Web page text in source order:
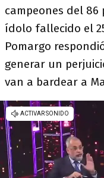
campeones del
ídolo fallecido el
Pomargo
generar un
van a bardear a